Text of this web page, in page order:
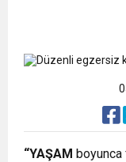
“YAŞAM